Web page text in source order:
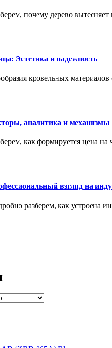
почему дерево
Эстетика и надежность
кровельных
аналитика и
как формируется цена
взгляд на
разберем, как устроена